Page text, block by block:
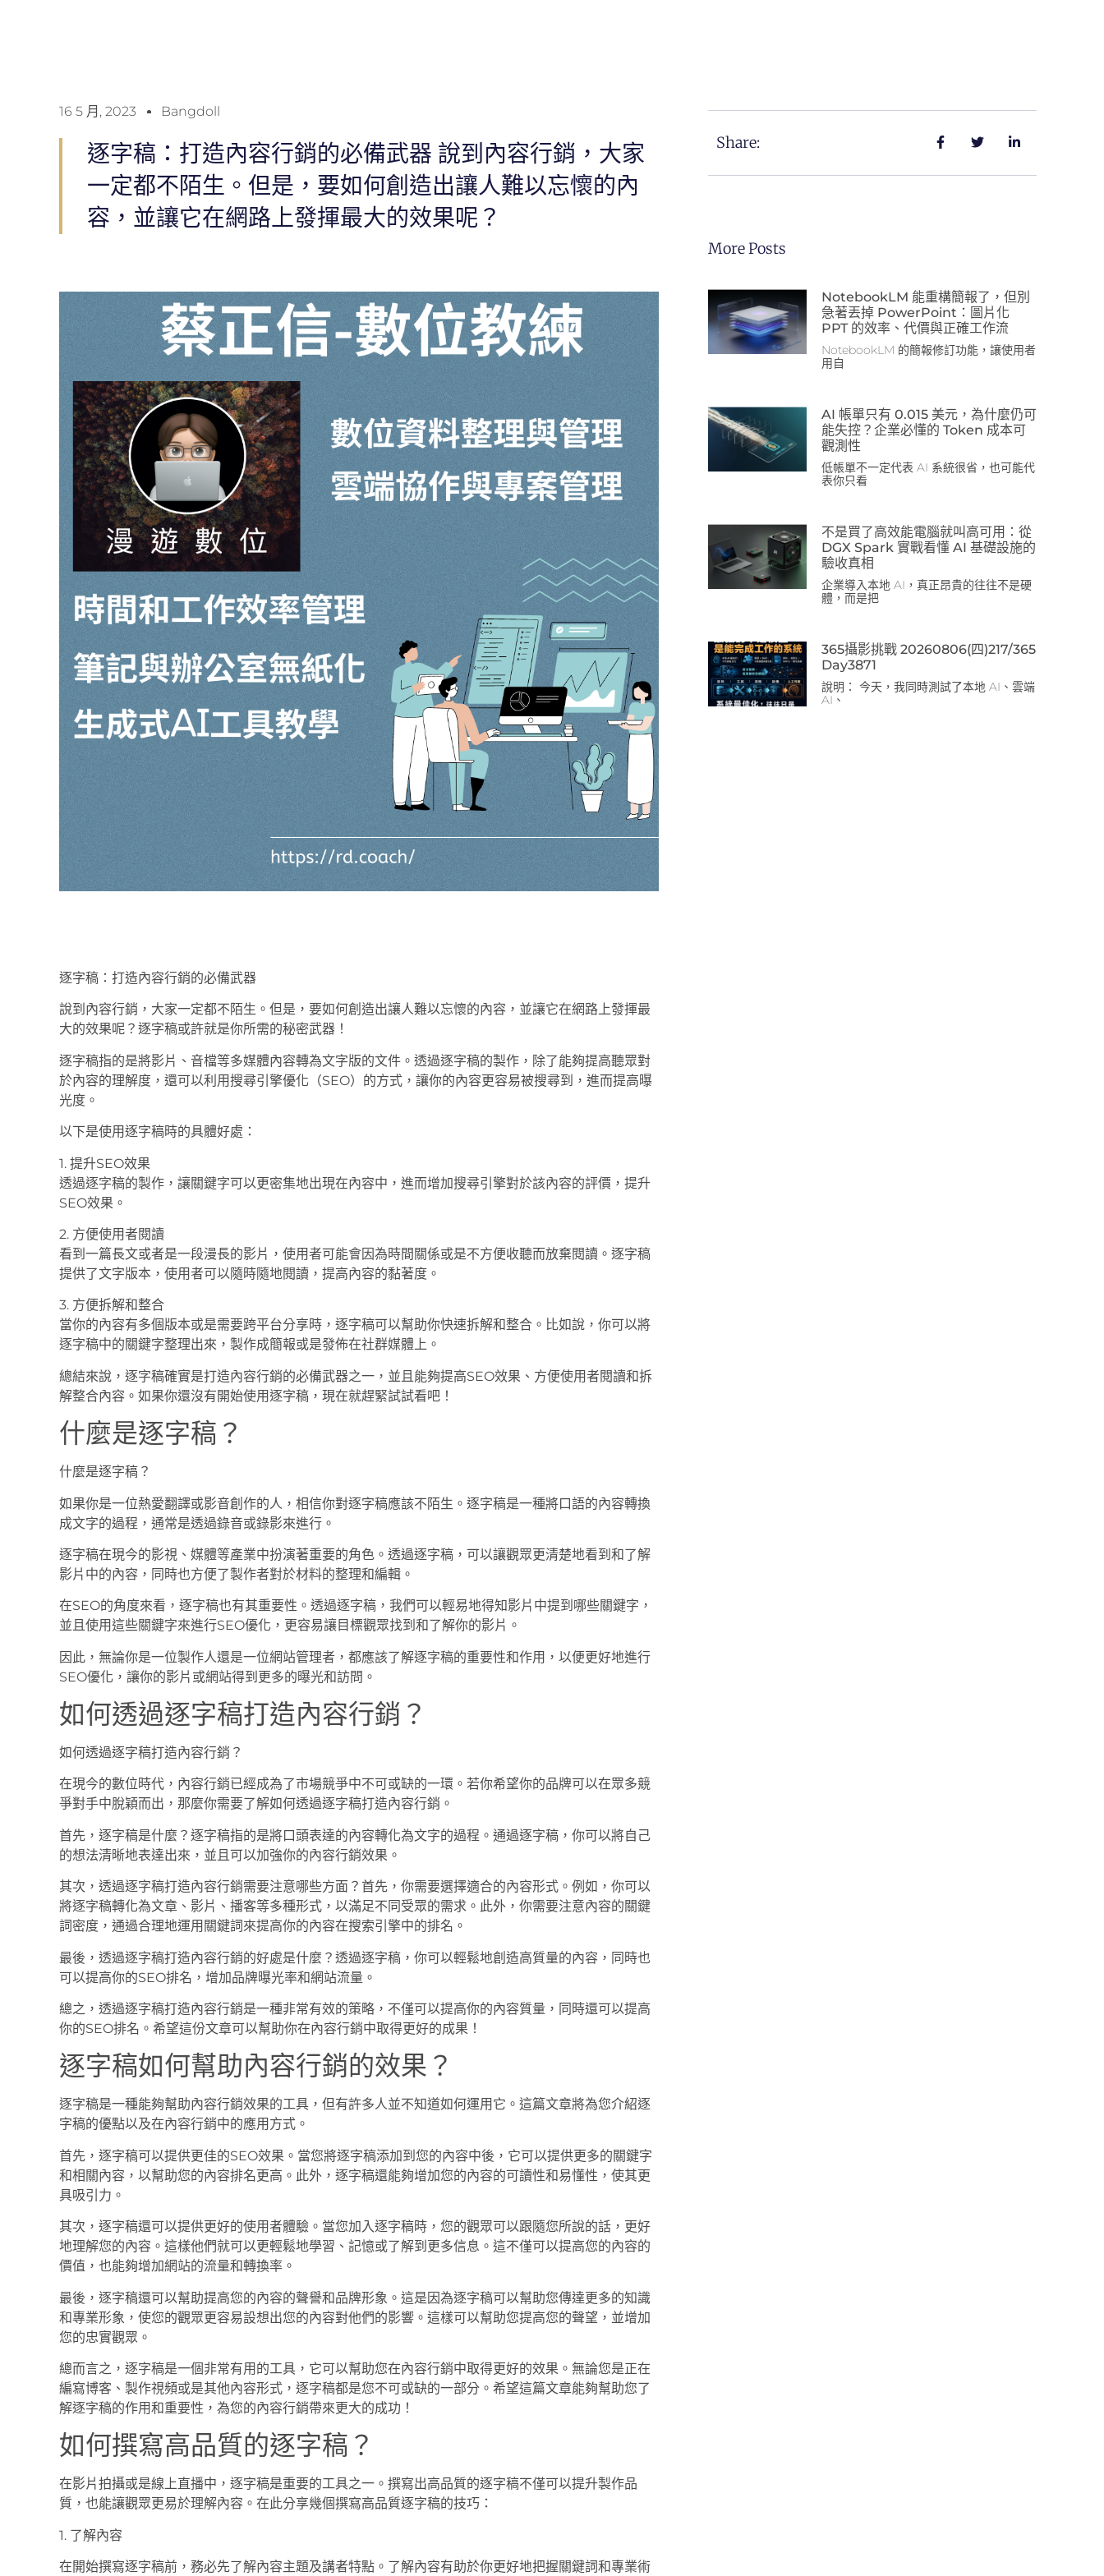
16 5 月, 2023 Bangdoll
逐字稿：打造內容行銷的必備武器 說到內容行銷，大家
一定都不陌生。但是，要如何創造出讓人難以忘懷的內
容，並讓它在網路上發揮最大的效果呢？
逐字稿：打造內容行銷的必備武器
說到內容行銷，大家一定都不陌生。但是，要如何創造出讓人難以忘懷的內容，並讓它在網路上發揮最
大的效果呢？逐字稿或許就是你所需的秘密武器！
逐字稿指的是將影片、音檔等多媒體內容轉為文字版的文件。透過逐字稿的製作，除了能夠提高聽眾對
於內容的理解度，還可以利用搜尋引擎優化（SEO）的方式，讓你的內容更容易被搜尋到，進而提高曝
光度。
以下是使用逐字稿時的具體好處：
1. 提升SEO效果
透過逐字稿的製作，讓關鍵字可以更密集地出現在內容中，進而增加搜尋引擎對於該內容的評價，提升
SEO效果。
2. 方便使用者閱讀
看到一篇長文或者是一段漫長的影片，使用者可能會因為時間關係或是不方便收聽而放棄閱讀。逐字稿
提供了文字版本，使用者可以隨時隨地閱讀，提高內容的黏著度。
3. 方便拆解和整合
當你的內容有多個版本或是需要跨平台分享時，逐字稿可以幫助你快速拆解和整合。比如說，你可以將
逐字稿中的關鍵字整理出來，製作成簡報或是發佈在社群媒體上。
總結來說，逐字稿確實是打造內容行銷的必備武器之一，並且能夠提高SEO效果、方便使用者閱讀和拆
解整合內容。如果你還沒有開始使用逐字稿，現在就趕緊試試看吧！
什麼是逐字稿？
什麼是逐字稿？
如果你是一位熱愛翻譯或影音創作的人，相信你對逐字稿應該不陌生。逐字稿是一種將口語的內容轉換
成文字的過程，通常是透過錄音或錄影來進行。
逐字稿在現今的影視、媒體等產業中扮演著重要的角色。透過逐字稿，可以讓觀眾更清楚地看到和了解
影片中的內容，同時也方便了製作者對於材料的整理和編輯。
在SEO的角度來看，逐字稿也有其重要性。透過逐字稿，我們可以輕易地得知影片中提到哪些關鍵字，
並且使用這些關鍵字來進行SEO優化，更容易讓目標觀眾找到和了解你的影片。
因此，無論你是一位製作人還是一位網站管理者，都應該了解逐字稿的重要性和作用，以便更好地進行
SEO優化，讓你的影片或網站得到更多的曝光和訪問。
如何透過逐字稿打造內容行銷？
如何透過逐字稿打造內容行銷？
在現今的數位時代，內容行銷已經成為了市場競爭中不可或缺的一環。若你希望你的品牌可以在眾多競
爭對手中脫穎而出，那麼你需要了解如何透過逐字稿打造內容行銷。
首先，逐字稿是什麼？逐字稿指的是將口頭表達的內容轉化為文字的過程。通過逐字稿，你可以將自己
的想法清晰地表達出來，並且可以加強你的內容行銷效果。
其次，透過逐字稿打造內容行銷需要注意哪些方面？首先，你需要選擇適合的內容形式。例如，你可以
將逐字稿轉化為文章、影片、播客等多種形式，以滿足不同受眾的需求。此外，你需要注意內容的關鍵
詞密度，通過合理地運用關鍵詞來提高你的內容在搜索引擎中的排名。
最後，透過逐字稿打造內容行銷的好處是什麼？透過逐字稿，你可以輕鬆地創造高質量的內容，同時也
可以提高你的SEO排名，增加品牌曝光率和網站流量。
總之，透過逐字稿打造內容行銷是一種非常有效的策略，不僅可以提高你的內容質量，同時還可以提高
你的SEO排名。希望這份文章可以幫助你在內容行銷中取得更好的成果！
逐字稿如何幫助內容行銷的效果？
逐字稿是一種能夠幫助內容行銷效果的工具，但有許多人並不知道如何運用它。這篇文章將為您介紹逐
字稿的優點以及在內容行銷中的應用方式。
首先，逐字稿可以提供更佳的SEO效果。當您將逐字稿添加到您的內容中後，它可以提供更多的關鍵字
和相關內容，以幫助您的內容排名更高。此外，逐字稿還能夠增加您的內容的可讀性和易懂性，使其更
具吸引力。
其次，逐字稿還可以提供更好的使用者體驗。當您加入逐字稿時，您的觀眾可以跟隨您所說的話，更好
地理解您的內容。這樣他們就可以更輕鬆地學習、記憶或了解到更多信息。這不僅可以提高您的內容的
價值，也能夠增加網站的流量和轉換率。
最後，逐字稿還可以幫助提高您的內容的聲譽和品牌形象。這是因為逐字稿可以幫助您傳達更多的知識
和專業形象，使您的觀眾更容易設想出您的內容對他們的影響。這樣可以幫助您提高您的聲望，並增加
您的忠實觀眾。
總而言之，逐字稿是一個非常有用的工具，它可以幫助您在內容行銷中取得更好的效果。無論您是正在
編寫博客、製作視頻或是其他內容形式，逐字稿都是您不可或缺的一部分。希望這篇文章能夠幫助您了
解逐字稿的作用和重要性，為您的內容行銷帶來更大的成功！
如何撰寫高品質的逐字稿？
在影片拍攝或是線上直播中，逐字稿是重要的工具之一。撰寫出高品質的逐字稿不僅可以提升製作品
質，也能讓觀眾更易於理解內容。在此分享幾個撰寫高品質逐字稿的技巧：
1. 了解內容
在開始撰寫逐字稿前，務必先了解內容主題及講者特點。了解內容有助於你更好地把握關鍵詞和專業術
Share:
More Posts
NotebookLM 能重構簡報了，但別
急著丟掉 PowerPoint：圖片化
PPT 的效率、代價與正確工作流
NotebookLM 的簡報修訂功能，讓使用者
用自
AI 帳單只有 0.015 美元，為什麼仍可
能失控？企業必懂的 Token 成本可
觀測性
低帳單不一定代表 AI 系統很省，也可能代
表你只看
不是買了高效能電腦就叫高可用：從
DGX Spark 實戰看懂 AI 基礎設施的
驗收真相
企業導入本地 AI，真正昂貴的往往不是硬
體，而是把
365攝影挑戰 20260806(四)217/365
Day3871
說明： 今天，我同時測試了本地 AI、雲端
AI、